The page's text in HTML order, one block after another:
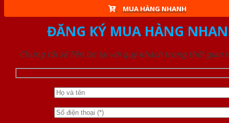
MUA HÀNG NHANH
ĐĂNG KÝ MUA HÀNG
Chúng tôi sẽ liên lạc lại với quý khách trong thời gian